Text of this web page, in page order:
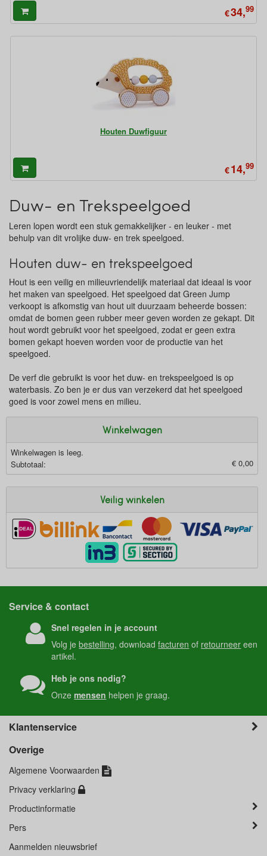
€34,99
Houten Duwfiguur
€14,99
Duw- en Trekspeelgoed
Leren lopen wordt een stuk gemakkelijker - en leuker - met
behulp van dit vrolijke duw- en trek speelgoed.
Houten duw- en trekspeelgoed
Hout is een veilig en milieuvriendelijk materiaal dat ideaal is voor
het maken van speelgoed. Het speelgoed dat Green Jump
verkoopt is afkomstig van hout uit duurzaam beheerde bossen:
omdat de bomen geen rubber meer geven worden ze gekapt. Dit
hout wordt gebruikt voor het speelgoed, zodat er geen extra
bomen gekapt hoeven worden voor de productie van het
speelgoed.
De verf die gebruikt is voor het duw- en trekspeelgoed is op
waterbasis. Zo ben je er dus van verzekerd dat het speelgoed
goed is voor zowel mens en milieu.
Winkelwagen
Winkelwagen is leeg.
Subtotaal:
€ 0,00
Veilig winkelen
Service & contact
Snel regelen in je account
Volg jebestelling, downloadfacturen of retourneer een
artikel.
Heb je ons nodig?
Onzemensen helpen je graag.
Klantenservice
Overige
Algemene Voorwaarden
Privacy verklaring
Productinformatie
Pers
Aanmelden nieuwsbrief